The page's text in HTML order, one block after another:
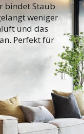
bindet Staub
weniger
und das
Perfekt für